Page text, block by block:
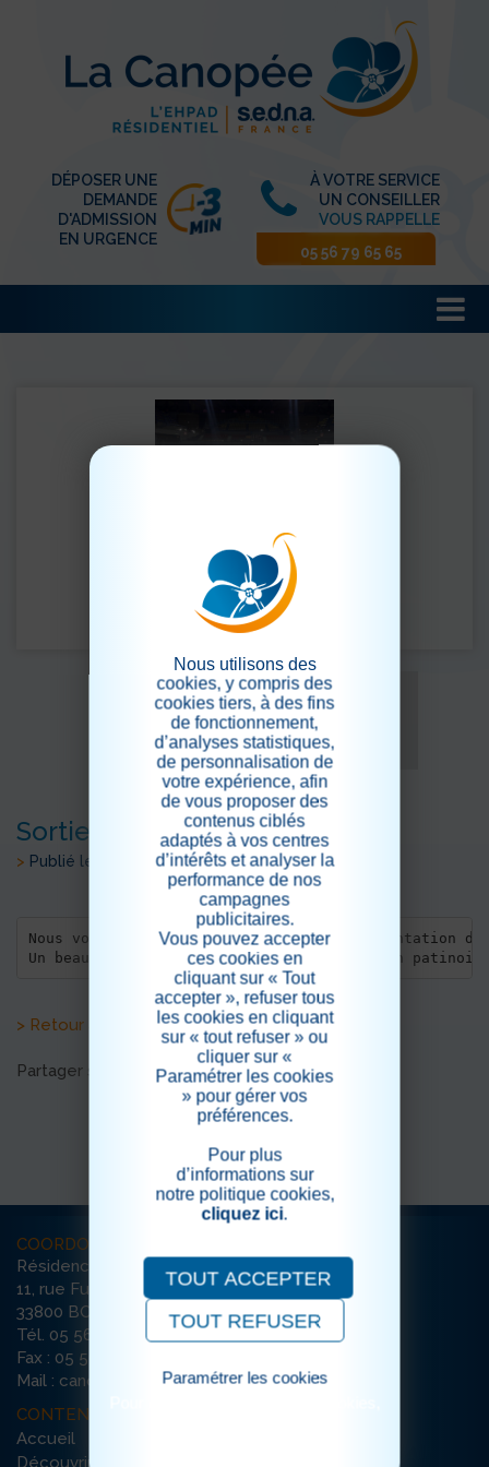
DÉPOSER UNE
DEMANDE
D'ADMISSION
EN URGENCE
À VOTRE SERVICE
UN CONSEILLER
VOUS RAPPELLE
05 56 79 65 65
Sortie patinoire (suite et fin)
> Publié le 02/05/2024
Nous voici tous regroupés après la représentation
Un beau final pour la clôture de la session
> Retour aux actualités
Partager sur les réseaux sociaux
COORDONNÉES
Résidence La Canopée
11, rue Furtado
33800 BORDEAUX
Tél. 05 56 79 65 65
Fax : 05 56 79 35 74
Mail : canopee-bordeaux@ehpad-sedna.fr
CONTENU DU SITE
Accueil
Découvrir la résidence
Nous utilisons des
cookies, y compris des
cookies tiers, à des fins
de fonctionnement,
d’analyses statistiques,
de personnalisation de
votre expérience, afin
de vous proposer des
contenus ciblés
adaptés à vos centres
d’intérêts et analyser la
performance de nos
campagnes
publicitaires.
Vous pouvez accepter
ces cookies en
cliquant sur « Tout
accepter », refuser tous
les cookies en cliquant
sur « tout refuser » ou
cliquer sur «
Paramétrer les cookies
» pour gérer vos
préférences.
Pour plus
d’informations sur
notre politique cookies,
cliquez ici.
TOUT ACCEPTER
TOUT REFUSER
Paramétrer les cookies